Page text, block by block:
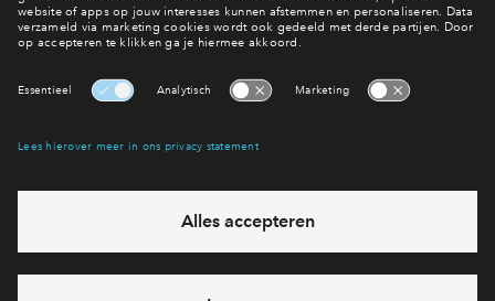
Wat is de status
Planning
eventuele projecten
Ja, ik wil mij aanmelden